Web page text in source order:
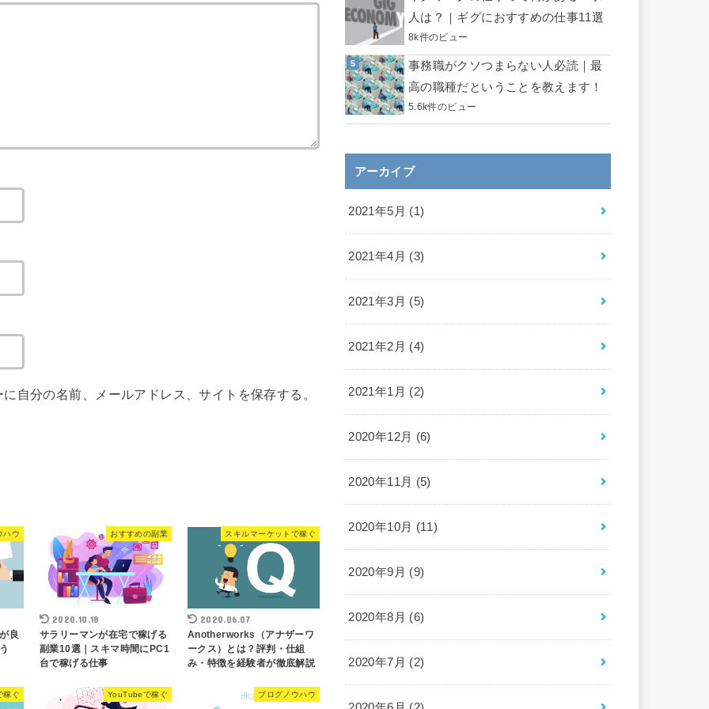
自分の名前、メールアドレス、サイトを保存する。
ハウ
良
おすすめの副業
2020.10.18
サラリーマンが在宅で稼げる
副業10選｜スキマ時間にPC1
台で稼げる仕事
スキルマーケットで稼ぐ
2020.06.07
Anotherworks（アナザーワ
ークス）とは？評判・仕組
み・特徴を経験者が徹底解説
稼ぐ YouTubeで稼ぐ ブログノウハウ
人は？｜ギグにおすすめの仕事11選
8k件のビュー
事務職がクソつまらない人必読｜最
高の職種だということを教えます！
5.6k件のビュー
アーカイブ
2021年5月 (1)
2021年4月 (3)
2021年3月 (5)
2021年2月 (4)
2021年1月 (2)
2020年12月 (6)
2020年11月 (5)
2020年10月 (11)
2020年9月 (9)
2020年8月 (6)
2020年7月 (2)